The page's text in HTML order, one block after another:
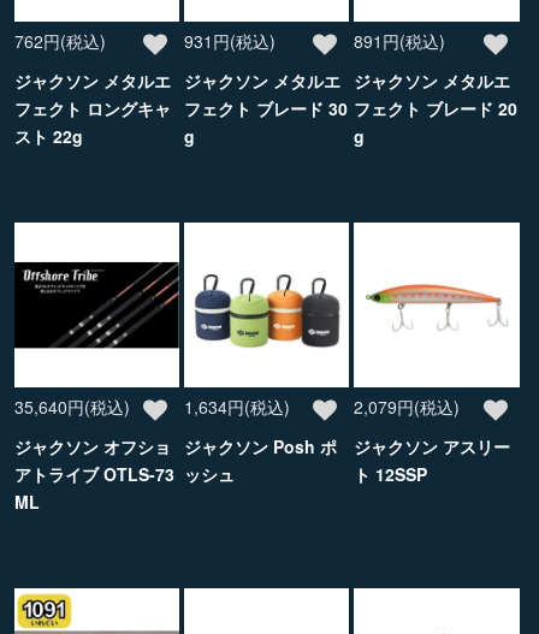
762円(税込)
ジャクソン メタルエ
フェクト ロングキャ
スト 22g
931円(税込)
ジャクソン メタルエ
フェクト ブレード 30
g
891円(税込)
ジャクソン メタルエ
フェクト ブレード 20
g
35,640円(税込)
ジャクソン オフショ
アトライブ OTLS-73
ML
1,634円(税込)
ジャクソン Posh ポ
ッシュ
2,079円(税込)
ジャクソン アスリー
ト 12SSP